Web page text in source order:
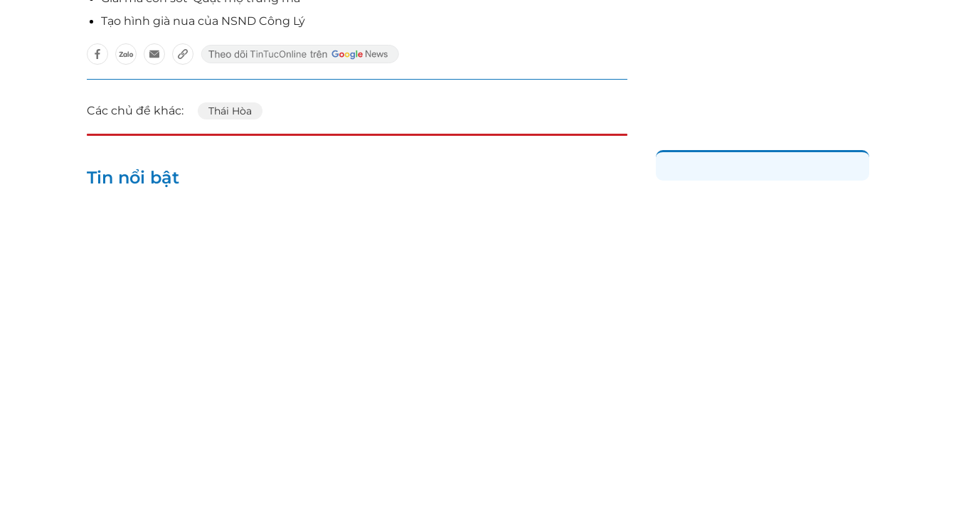
Tạo hình già nua của NSND Công Lý
Các chủ đề khác: Thái Hòa
Tin nổi bật